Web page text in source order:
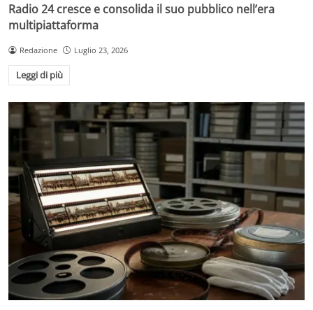
Radio 24 cresce e consolida il suo pubblico nell’era
multipiattaforma
Redazione Luglio 23, 2026
Leggi di più